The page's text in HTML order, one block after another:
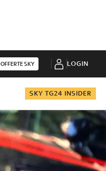
OFFERTE SKY LOGIN
SKY TG24 INSIDER